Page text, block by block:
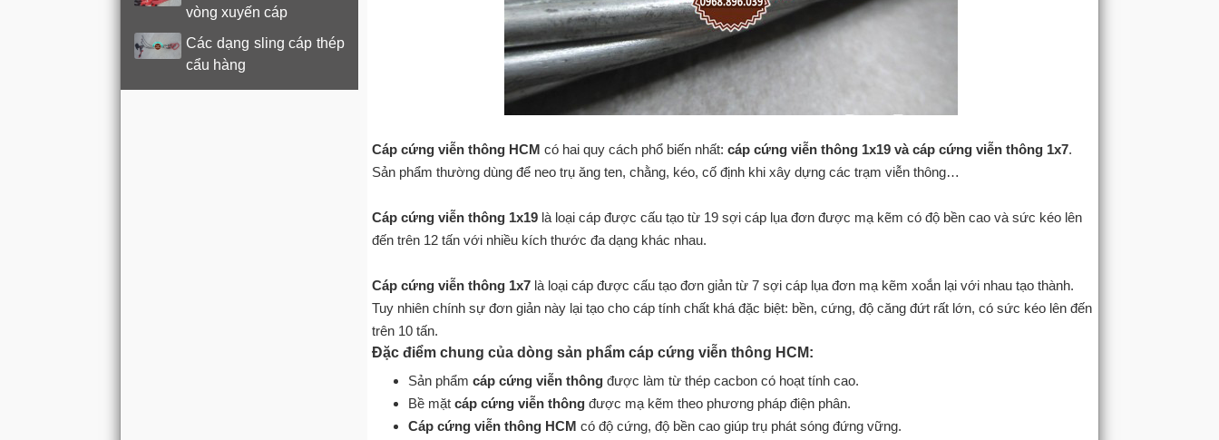
Cáp cứng viễn thông HCM có hai quy cách phổ biến nhất: cáp cứng viễn thông 1x19 và cáp cứng viễn thông 1x7.
Sản phẩm thường dùng để neo trụ ăng ten, chằng, kéo, cố định khi xây dựng các trạm viễn thông…
Cáp cứng viễn thông 1x19 là loại cáp được cấu tạo từ 19 sợi cáp lụa đơn được mạ kẽm có độ bền cao và sức kéo lên
đến trên 12 tấn với nhiều kích thước đa dạng khác nhau.
Cáp cứng viễn thông 1x7 là loại cáp được cấu tạo đơn giản từ 7 sợi cáp lụa đơn mạ kẽm xoắn lại với nhau tạo thành.
Tuy nhiên chính sự đơn giản này lại tạo cho cáp tính chất khá đặc biệt: bền, cứng, độ căng đứt rất lớn, có sức kéo lên đến
trên 10 tấn.
Đặc điểm chung của dòng sản phẩm cáp cứng viễn thông HCM:
Sản phẩm cáp cứng viễn thông được làm từ thép cacbon có hoạt tính cao.
Bề mặt cáp cứng viễn thông được mạ kẽm theo phương pháp điện phân.
Cáp cứng viễn thông HCM có độ cứng, độ bền cao giúp trụ phát sóng đứng vững.
vòng xuyến cáp
Các dạng sling cáp thép
cẩu hàng